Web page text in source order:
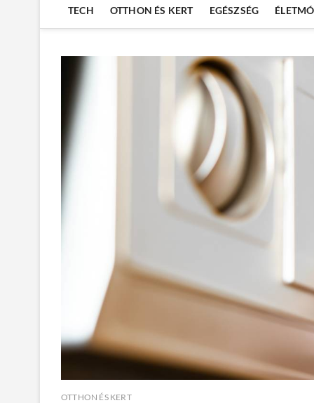
TECH OTTHON ÉS KERT EGÉSZSÉG
OTTHON ÉS KERT